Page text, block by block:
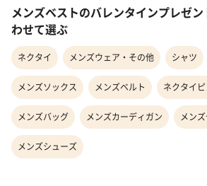
メンズベストのバレンタインプレゼ
わせて選ぶ
ネクタイ メンズウェア・その他 シャツ
メンズソックス メンズベルト ネクタイ
メンズバッグ メンズカーディガン メン
メンズシューズ